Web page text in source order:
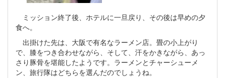
ミッション終了後、ホテルに一旦戻り、その後は早めの夕
食へ。
出掛けた先は、大阪で有名なラーメン店。畳の小上がり
で、膝をつき合わせながら、そして、汗をかきながら、あっ
さり豚骨を堪能したようです。ラーメンとチャーシューメ
ン、旅行隊はどちらを選んだのでしょうね。